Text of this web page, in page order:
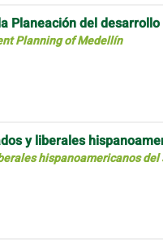
Planeación del
Planning of Medellín
y liberales
hispanoamericanos del